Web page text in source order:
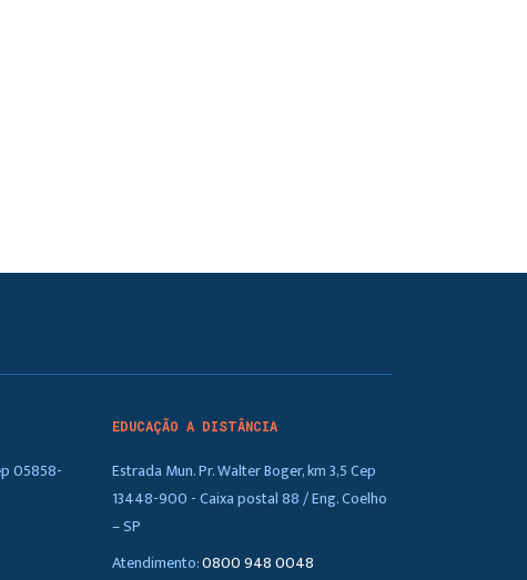
05858-
EDUCAÇÃO A DISTÂNCIA
Estrada Mun. Pr. Walter Boger, km 3,5 Cep
13448-900 - Caixa postal 88 / Eng. Coelho
– SP
Atendimento:0800 948 0048